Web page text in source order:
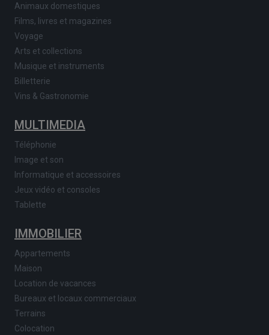
Animaux domestiques
Films, livres et magazines
Voyage
Arts et collections
Musique et instruments
Billetterie
Vins & Gastronomie
MULTIMEDIA
Téléphonie
Image et son
Informatique et accessoires
Jeux vidéo et consoles
Tablette
IMMOBILIER
Appartements
Maison
Location de vacances
Bureaux et locaux commerciaux
Terrains
Colocation